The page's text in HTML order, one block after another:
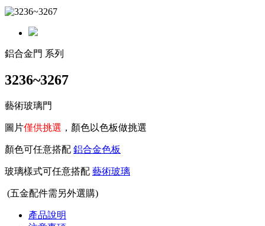
鋁合金門 系列
3236~3267
藝術玻璃門
圖片僅供挑選 ，顏色以色板做挑選
顏色可任意搭配 鋁合金色板
玻璃樣式可任意搭配 藝術玻璃
(五金配件需另外選購)
產品說明